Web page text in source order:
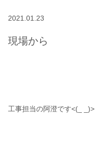
2021.01.23
現場から
工事担当の阿澄です<(_ _)>